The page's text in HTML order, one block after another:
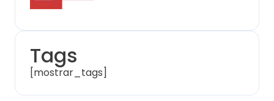
Tags
[mostrar_tags]